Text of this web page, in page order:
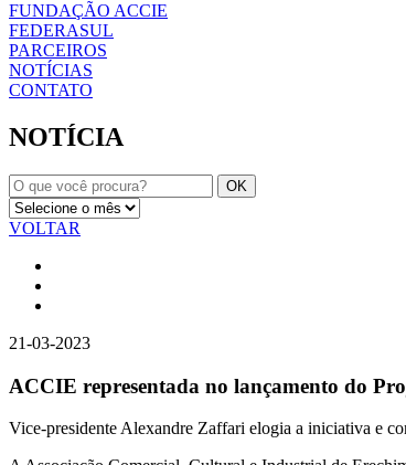
FUNDAÇÃO ACCIE
FEDERASUL
PARCEIROS
NOTÍCIAS
CONTATO
NOTÍCIA
VOLTAR
21-03-2023
ACCIE representada no lançamento do
Vice-presidente Alexandre Zaffari elogia a iniciativa e